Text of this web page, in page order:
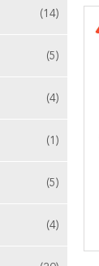
(14)
(5)
(4)
(1)
(5)
(4)